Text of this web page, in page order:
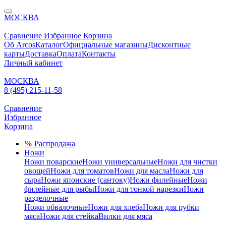
МОСКВА
Сравнение Избранное Корзина
Об ArcosКаталогОфициальные магазиныДисконтные
картыДоставкаОплатаКонтакты
Личный кабинет
МОСКВА
8 (495) 215-11-58
Сравнение
Избранное
Корзина
% Распродажа
Ножи
Ножи поварскиеНожи универсальныеНожи для чистки
овощейНожи для томатовНожи для маслаНожи для
сыраНожи японские (сантоку)Ножи филейныеНожи
филейные для рыбыНожи для тонкой нарезкиНожи
разделочные
Ножи обвалочныеНожи для хлебаНожи для рубки
мясаНожи для стейкаВилки для мяса